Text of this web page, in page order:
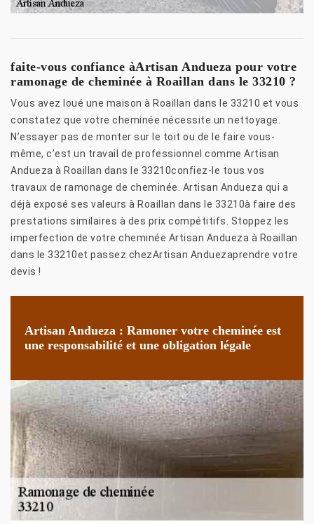
faite-vous confiance àArtisan Andueza pour votre
ramonage de cheminée à Roaillan dans le 33210 ?
Vous avez loué une maison à Roaillan dans le 33210 et vous
constatez que votre cheminée nécessite un nettoyage.
N’essayer pas de monter sur le toit ou de le faire vous-
même, c’est un travail de professionnel comme Artisan
Andueza à Roaillan dans le 33210confiez-le tous vos
travaux de ramonage de cheminée. Artisan Andueza qui a
déjà exposé ses valeurs à Roaillan dans le 33210à faire des
prestations similaires à des prix compétitifs. Stoppez les
imperfection de votre cheminée Artisan Andueza à Roaillan
dans le 33210et passez chezArtisan Anduezaprendre votre
devis !
Artisan Andueza : Ramoner votre cheminée est
une responsabilité et une obligation légale